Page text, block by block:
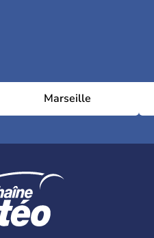
Marseille